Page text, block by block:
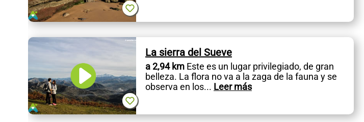
La sierra del Sueve
a 2,94 kmEste es un lugar privilegiado, de gran
belleza. La flora no va a la zaga de la fauna y se
observa en los... Leer más